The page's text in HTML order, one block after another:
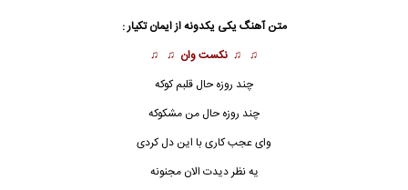
متن آهنگیکی یکدونهازایمان تکیار:
♫ ♫ نکست وان ♫ ♫
چند روزه حال قلبم کوکه
چند روزه حال من مشکوکه
وای عجب کاری با این دل کردی
یه نظر دیدت الان مجنونه